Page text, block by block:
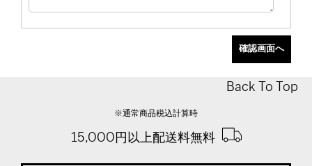
Back To Top
※通常商品税込計算時
15,000円以上配送料無料